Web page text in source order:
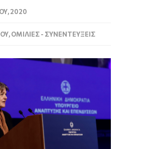
2020
,ΟΜΙΛΊΕΣ - ΣΥΝΕΝΤΕΎΞΕΙΣ